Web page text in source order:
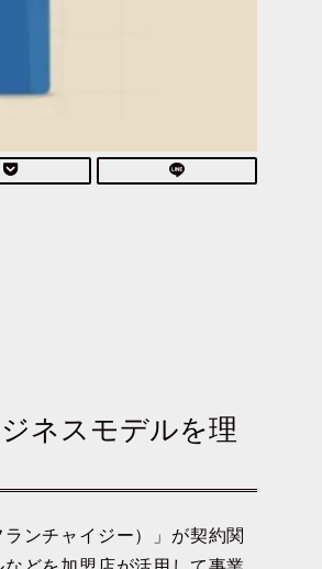
ネスモデルを理
ンチャイジー）」が契約関